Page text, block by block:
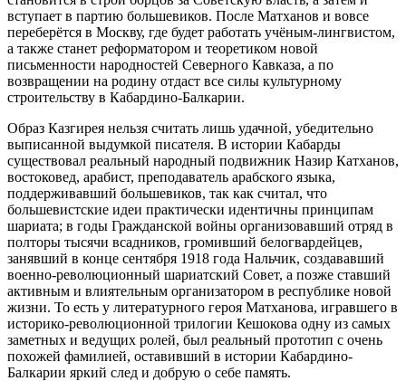
вступает в партию большевиков. После Матханов и вовсе
переберётся в Москву, где будет работать учёным-лингвистом,
а также станет реформатором и теоретиком новой
письменности народностей Северного Кавказа, а по
возвращении на родину отдаст все силы культурному
строительству в Кабардино-Балкарии.
Образ Казгирея нельзя считать лишь удачной, убедительно
выписанной выдумкой писателя. В истории Кабарды
существовал реальный народный подвижник Назир Катханов,
востоковед, арабист, преподаватель арабского языка,
поддерживавший большевиков, так как считал, что
большевистские идеи практически идентичны принципам
шариата; в годы Гражданской войны организовавший отряд в
полторы тысячи всадников, громивший белогвардейцев,
занявший в конце сентября 1918 года Нальчик, создававший
военно-революционный шариатский Совет, а позже ставший
активным и влиятельным организатором в республике новой
жизни. То есть у литературного героя Матханова, игравшего в
историко-революционной трилогии Кешокова одну из самых
заметных и ведущих ролей, был реальный прототип с очень
похожей фамилией, оставивший в истории Кабардино-
Балкарии яркий след и добрую о себе память.